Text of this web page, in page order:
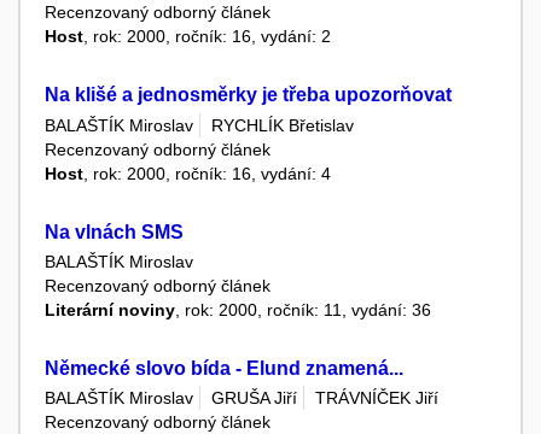
Recenzovaný odborný článek
Host, rok: 2000, ročník: 16, vydání: 2
Na klišé a jednosměrky je třeba upozorňovat
BALAŠTÍK Miroslav
RYCHLÍK Břetislav
Recenzovaný odborný článek
Host , rok: 2000, ročník: 16, vydání: 4
Na vlnách SMS
BALAŠTÍK Miroslav
Recenzovaný odborný článek
Literární noviny , rok: 2000, ročník: 11, vydání: 36
Německé slovo bída - Elund znamená...
BALAŠTÍK Miroslav GRUŠA Jiří
TRÁVNÍČEK Jiří
Recenzovaný odborný článek